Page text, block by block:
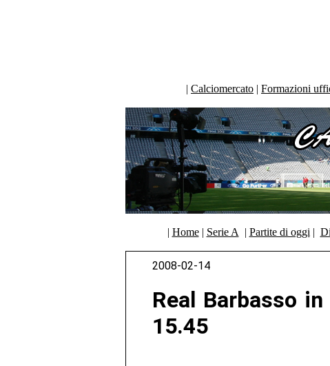
| Calciomercato | Formazioni
| Home| Serie A | Partite di oggi |
2008-02-14
Real Barbasso
15.45